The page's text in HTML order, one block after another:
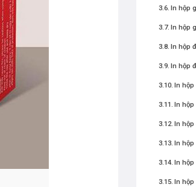
In hộp
In hộp
In hộp
In hộp
In
In
In
In hộp
In
In hộp